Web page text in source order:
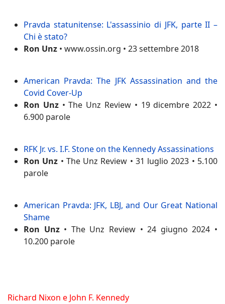
Pravda statunitense: L'assassinio di JFK, parte II –
Chi è stato?
Ron Unz • www.ossin.org • 23 settembre 2018
American Pravda: The JFK Assassination and the
Covid Cover-Up
Ron Unz • The Unz Review • 19 dicembre 2022 •
6.900 parole
RFK Jr. vs. I.F. Stone on the Kennedy Assassinations
Ron Unz • The Unz Review • 31 luglio 2023 • 5.100
parole
American Pravda: JFK, LBJ, and Our Great National
Shame
Ron Unz • The Unz Review • 24 giugno 2024 •
10.200 parole
Richard Nixon e John F. Kennedy